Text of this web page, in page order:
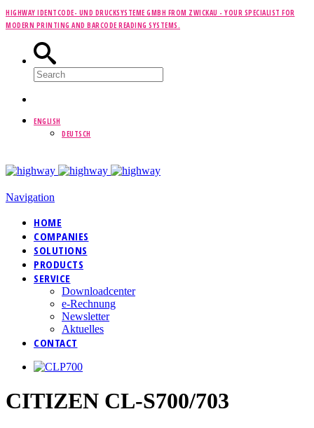
HIGHWAY IDENTCODE- UND DRUCKSYSTEME GMBH FROM ZWICKAU - YOUR SPECIALIST FOR
MODERN PRINTING AND BARCODE READING SYSTEMS.
ENGLISH
DEUTSCH
Navigation
HOME
COMPANIES
SOLUTIONS
PRODUCTS
SERVICE
Downloadcenter
e-Rechnung
Newsletter
Aktuelles
CONTACT
CITIZEN CL-S700/703